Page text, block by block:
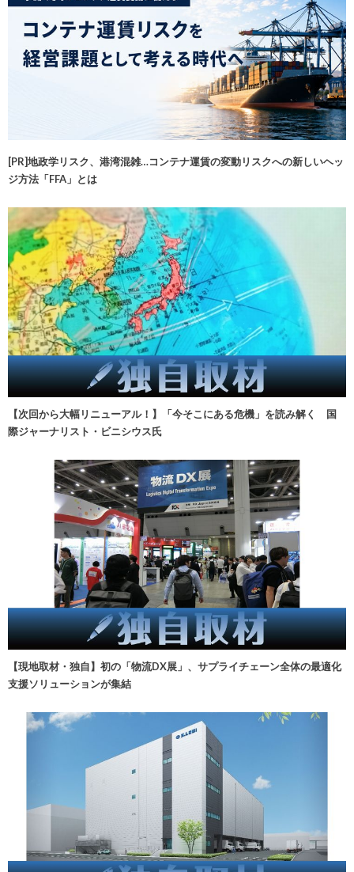
[PR]地政学リスク、港湾混雑…コンテナ運賃の変動リスクへの新しいヘッ
ジ方法「FFA」とは
【次回から大幅リニューアル！】「今そこにある危機」を読み解く 国
際ジャーナリスト・ビニシウス氏
【現地取材・独自】初の「物流DX展」、サプライチェーン全体の最適化
支援ソリューションが集結